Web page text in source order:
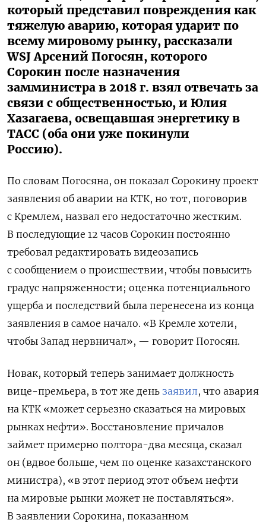
который представил повреждения как
тяжелую аварию, которая ударит по
всему мировому рынку, рассказали
WSJ Арсений Погосян, которого
Сорокин после назначения
замминистра в 2018 г. взял отвечать за
связи с общественностью, и Юлия
Хазагаева, освещавшая энергетику в
ТАСС (оба они уже покинули
Россию).
По словам Погосяна, он показал Сорокину проект
заявления об аварии на КТК, но тот, поговорив
с Кремлем, назвал его недостаточно жестким.
В последующие 12 часов Сорокин постоянно
требовал редактировать видеозапись
с сообщением о происшествии, чтобы повысить
градус напряженности; оценка потенциального
ущерба и последствий была перенесена из конца
заявления в самое начало. «В Кремле хотели,
чтобы Запад нервничал», — говорит Погосян.
Новак, который теперь занимает должность
вице-премьера, в тот же день заявил, что авария
на КТК «может серьезно сказаться на мировых
рынках нефти». Восстановление причалов
займет примерно полтора-два месяца, сказал
он (вдвое больше, чем по оценке казахстанского
министра), «в этот период этот объем нефти
на мировые рынки может не поставляться».
В заявлении Сорокина, показанном